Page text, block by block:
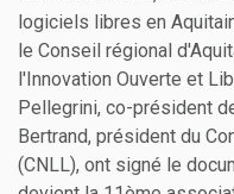
logiciels libres en
le Conseil régional
l'Innovation Ouverte et
Pellegrini, co-président
Bertrand, président du
(CNLL), ont signé le